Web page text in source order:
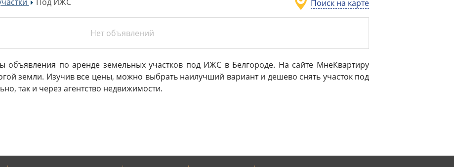
Поиск на карте
»
Нет объявлений
объявления по аренде земельных участков под ИЖС в Белгороде. На сайте МнеКвартиру
земли. Изучив все цены, можно выбрать наилучший вариант и дешево снять участок под
так и через агентство недвижимости.